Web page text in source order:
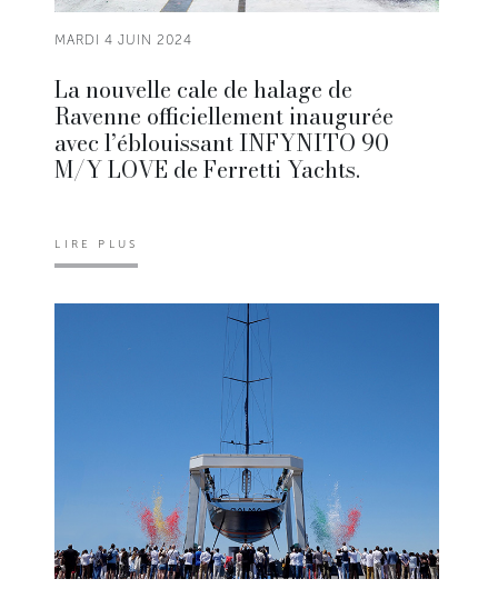
MARDI 4 JUIN 2024
La nouvelle cale de halage de
Ravenne officiellement inaugurée
avec l’éblouissant INFYNITO 90
M/Y LOVE de Ferretti Yachts.
LIRE PLUS